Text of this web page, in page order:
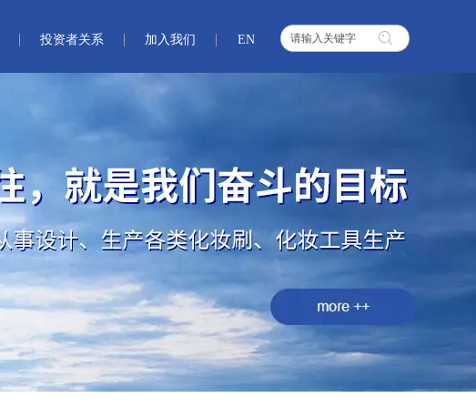
投资者关系 加入我们 EN